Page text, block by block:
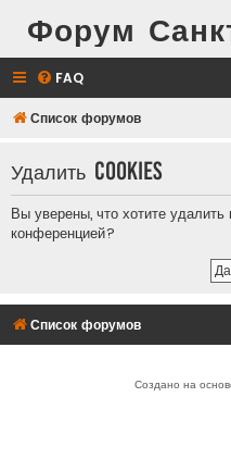
Форум
FAQ
Список форумов
Удалить cookies
Вы уверены, что хотите
конференцией?
Список форумов
Создано на